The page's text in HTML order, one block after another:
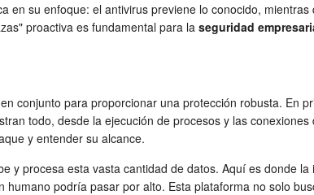
en su enfoque: el antivirus previene lo conocido,
proactiva es fundamental para la seguridad
conjunto para proporcionar una protección robusta. En
todo, desde la ejecución de procesos y las
y entender su alcance.
y procesa esta vasta cantidad de datos. Aquí es donde
podría pasar por alto. Esta plataforma no solo